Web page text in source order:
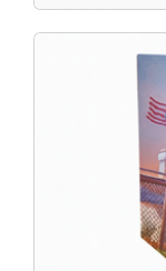
Flot sangskjuler